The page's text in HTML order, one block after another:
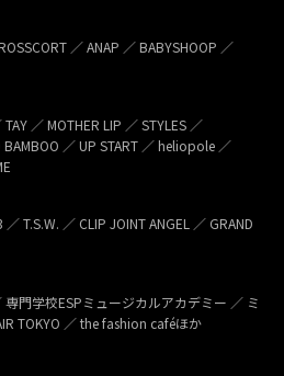
／ ANAP ／ BABYSHOOP ／
／ MOTHER LIP ／ STYLES ／
BAMBOO ／ UP START ／ heliopole ／
T.S.W. ／ CLIP JOINT ANGEL ／ GRAND
門学校ESPミュージカルアカデミー ／ ミ
TOKYO ／ the fashion caféほか